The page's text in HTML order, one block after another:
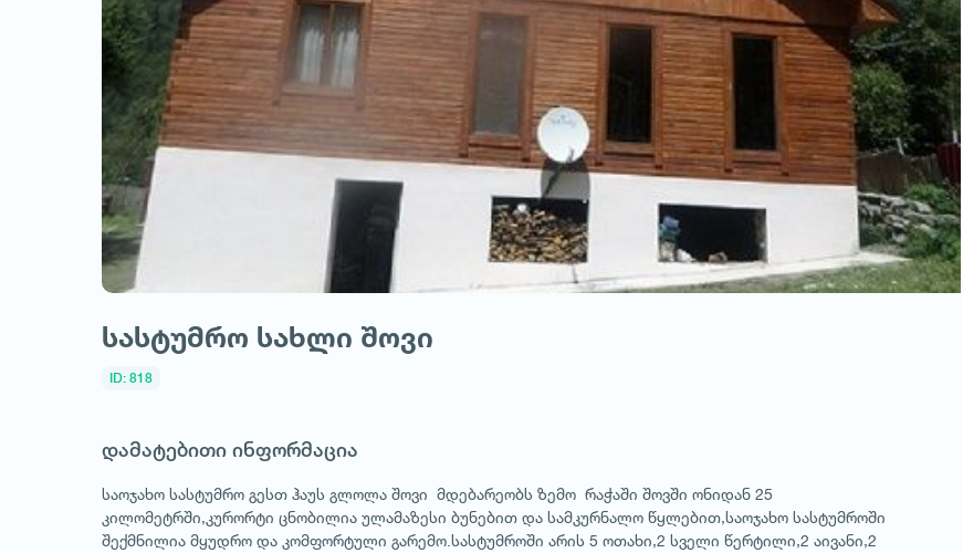
სასტუმრო სახლი შოვი
ID: 818
დამატებითი ინფორმაცია
საოჯახო სასტუმრო გესთ ჰაუს გლოლა შოვი მდებარეობს ზემო რაჭაში შოვში ონიდან 25
კილომეტრში,კურორტი ცნობილია ულამაზესი ბუნებით და სამკურნალო წყლებით,საოჯახო სასტუმროში
შექმნილია მყუდრო და კომფორტული გარემო.სასტუმროში არის 5 ოთახი,2 სველი წერტილი,2 აივანი,2